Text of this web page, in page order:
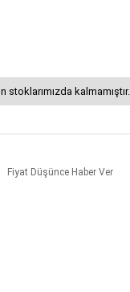
stoklarımızda kalmamıştır.
Fiyat Düşünce Haber Ver